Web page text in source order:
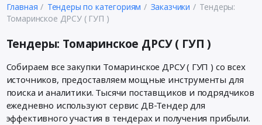
Главная Тендеры по категориям Заказчики
Тендеры:
Томаринское ДРСУ ( ГУП )
Тендеры: Томаринское ДРСУ ( ГУП )
Собираем все закупки Томаринское ДРСУ ( ГУП ) со всех
источников, предоставляем мощные инструменты для
поиска и аналитики. Тысячи поставщиков и подрядчиков
ежедневно используют сервис ДВ-Тендер для
эффективного участия в тендерах и получения прибыли.